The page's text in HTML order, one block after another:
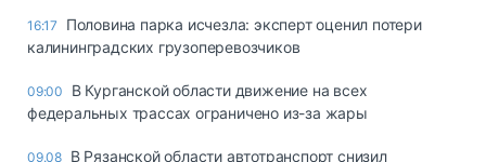
16:17
Половина парка исчезла: эксперт оценил потери
калининградских грузоперевозчиков
09:00
В Курганской области движение на всех
федеральных трассах ограничено из-за жары
09.08 В Рязанской области автотранспорт снизил